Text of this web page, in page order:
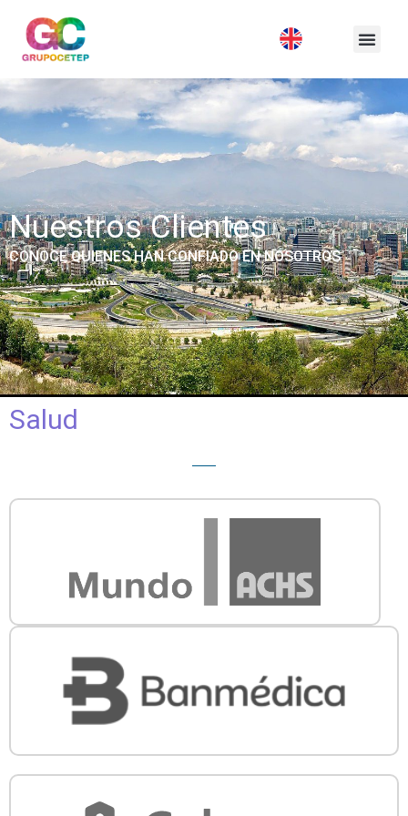
Nuestros Clientes
CONOCE QUIENES HAN CONFIADO EN NOSOTROS
Salud